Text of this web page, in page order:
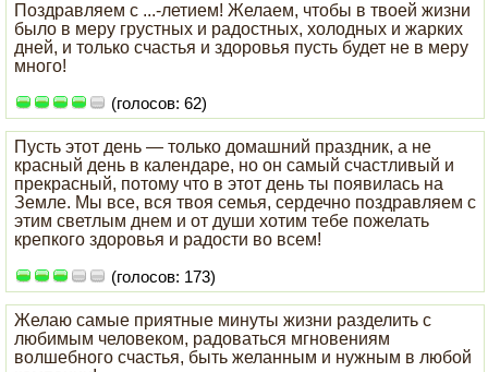
Поздравляем с ...-летием! Желаем, чтобы в твоей жизни
было в меру грустных и радостных, холодных и жарких
дней, и только счастья и здоровья пусть будет не в меру
много!
(голосов: 62)
Пусть этот день — только домашний праздник, а не
красный день в календаре, но он самый счастливый и
прекрасный, потому что в этот день ты появилась на
Земле. Мы все, вся твоя семья, сердечно поздравляем с
этим светлым днем и от души хотим тебе пожелать
крепкого здоровья и радости во всем!
(голосов: 173)
Желаю самые приятные минуты жизни разделить с
любимым человеком, радоваться мгновениям
волшебного счастья, быть желанным и нужным в любой